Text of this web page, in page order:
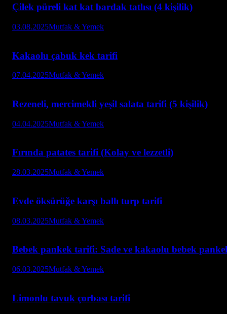
Çilek püreli kat kat bardak tatlısı (4 kişilik)
03.08.2025Mutfak & Yemek
Kakaolu çabuk kek tarifi
07.04.2025Mutfak & Yemek
Rezeneli, mercimekli yeşil salata tarifi (5 kişilik)
04.04.2025Mutfak & Yemek
Fırında patates tarifi (Kolay ve lezzetli)
28.03.2025Mutfak & Yemek
Evde öksürüğe karşı ballı turp tarifi
08.03.2025Mutfak & Yemek
Bebek pankek tarifi: Sade ve kakaolu bebek
06.03.2025Mutfak & Yemek
Limonlu tavuk çorbası tarifi